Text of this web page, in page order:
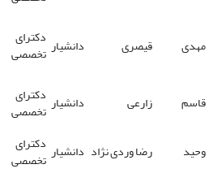
مهدی قیصری دانشیار دکترای
تخصصی
قاسم
زارعی دانشیار دکترای
تخصصی
وحید
رضا وردی نژاد دانشیار دکترای
تخصصی